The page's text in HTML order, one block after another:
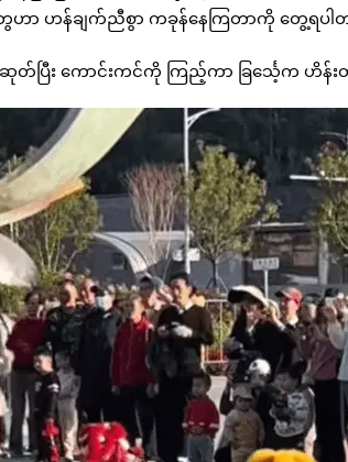
တွေဟာ ဟန်ချက်ညီစွာ ကခုန်နေကြတာကို တွေ့ရပ
ြီး ကောင်းကင်ကို ကြည့်ကာ ခြင်္သေ့က ဟိန်